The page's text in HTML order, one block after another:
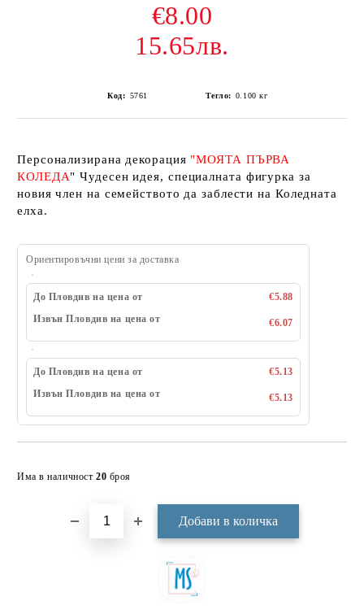
€8.00
15.65лв.
Код: 5761 Тегло: 0.100 кг
Персонализирана декорация "МОЯТА ПЪРВА
КОЛЕДА" Чудесен идея, специалната фигурка за
новия член на семейството да заблести на Коледната
елха.
Ориентировъчни цени за доставка
До Пловдив на цена от
€5.88
Извън Пловдив на цена от
€6.07
До Пловдив на цена от
€5.13
Извън Пловдив на цена от
€5.13
Има в наличност 20 броя